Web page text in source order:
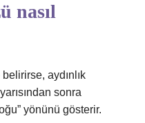
nasıl
aydınlık
sonra
yönünü gösterir.